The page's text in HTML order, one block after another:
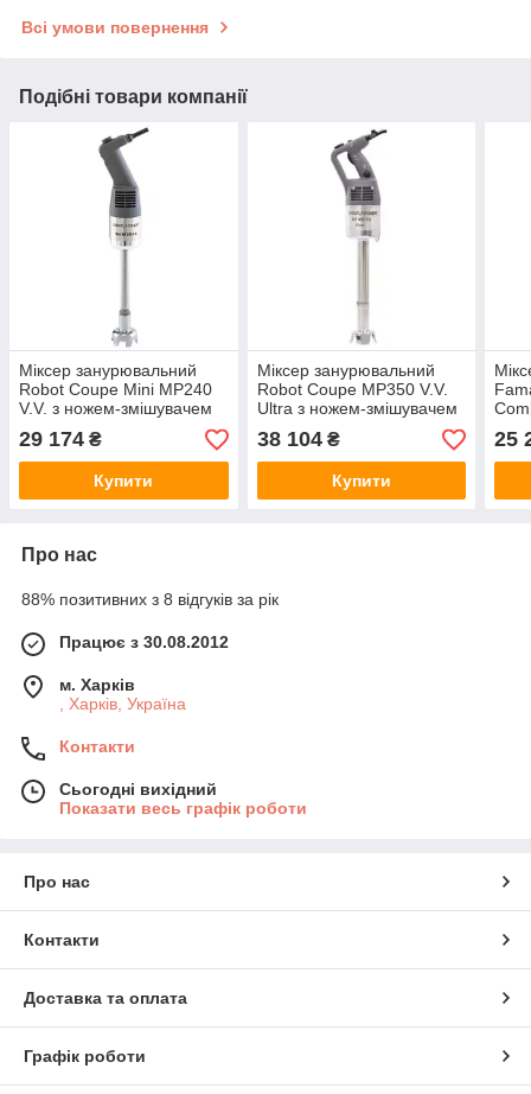
Всі умови повернення
Подібні товари компанії
Міксер занурювальний
Robot Coupe Mini MP240
V.V. з ножем-змішувачем
24 см
29 174 ₴
Купити
Міксер занурювальний
Robot Coupe MP350 V.V.
Ultra з ножем-змішувачем
35 см
38 104₴
Купити
25
Про нас
88% позитивних з 8 відгуків за рік
Працює з 30.08.2012
м. Харків
, Харків, Україна
Контакти
Сьогодні вихідний
Показати весь графік роботи
Про нас
Контакти
Доставка та оплата
Графік роботи